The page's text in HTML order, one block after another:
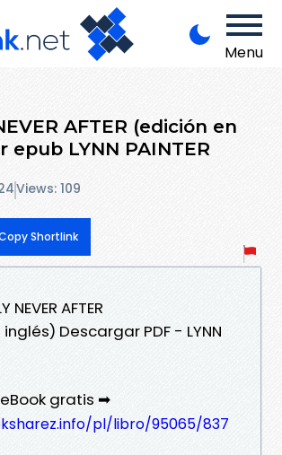
Menu
AFTER (edición en
epub LYNN PAINTER
Views: 109
Shortlink
NEVER AFTER
Descargar PDF - LYNN
gratis ➡
pl/libro/95065/837